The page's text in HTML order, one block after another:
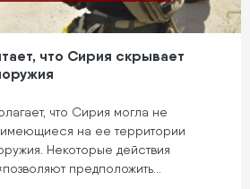
что Сирия скрывает
что Сирия могла не
на ее территории
Некоторые действия
предположить…